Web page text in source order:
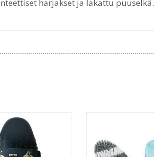
harjakset ja lakattu puuselkä.